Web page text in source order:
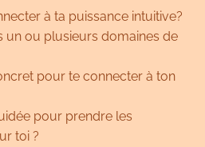
à ta puissance intuitive?
un ou plusieurs domaines de
pour te connecter à ton
pour prendre les
toi ?